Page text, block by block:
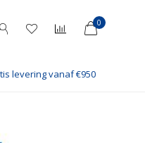
0
Levering via Bpost